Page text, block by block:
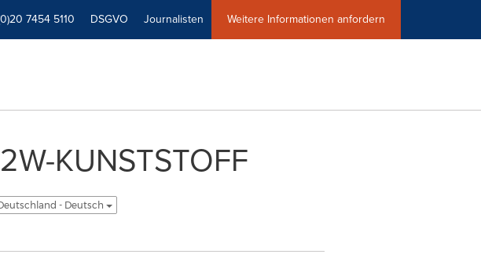
7454 5110 DSGVO Journalisten Weitere Informationen anfordern
KUNSTSTOFF
- Deutsch